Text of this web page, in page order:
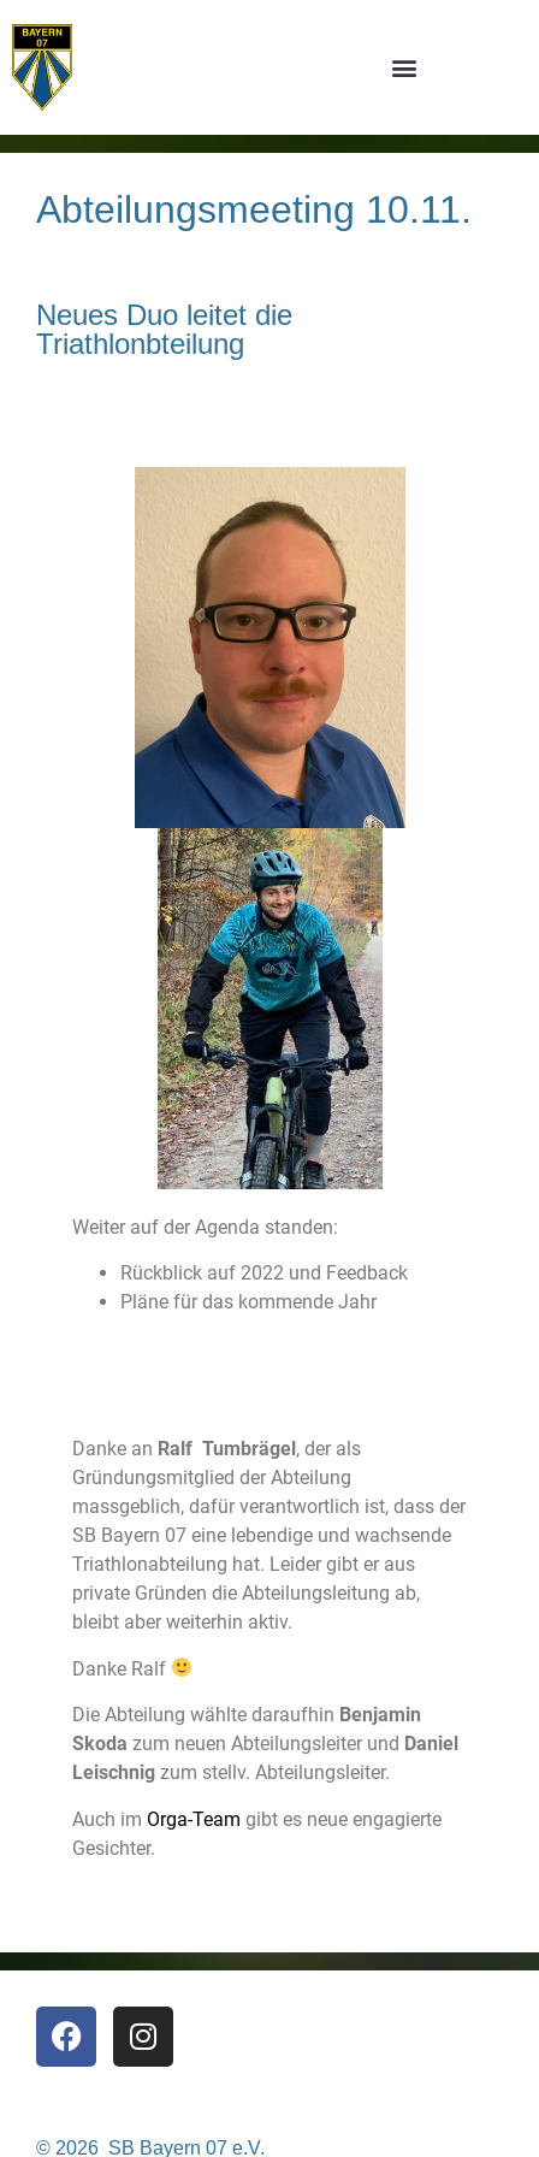
Abteilungsmeeting 10.11.
Neues Duo leitet die
Triathlonbteilung
Weiter auf der Agenda standen:
Rückblick auf 2022 und Feedback
Pläne für das kommende Jahr
Danke an Ralf Tumbrägel , der als
Gründungsmitglied der Abteilung
massgeblich, dafür verantwortlich ist, dass der
SB Bayern 07 eine lebendige und wachsende
Triathlonabteilung hat. Leider gibt er aus
private Gründen die Abteilungsleitung ab,
bleibt aber weiterhin aktiv.
Danke Ralf
Die Abteilung wählte daraufhin Benjamin
Skoda zum neuen Abteilungsleiter und Daniel
Leischnig zum stellv. Abteilungsleiter.
Auch im Orga-Team gibt es neue engagierte
Gesichter.
© 2026 SB Bayern 07 e.V.